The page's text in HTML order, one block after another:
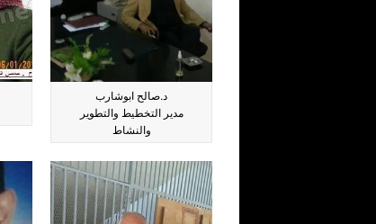
د.صالح ابوشارب
مدير التخطيط والتطوير
والنشاط